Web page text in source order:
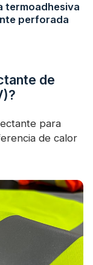
termoadhesiva
perforada
de
para
de calor